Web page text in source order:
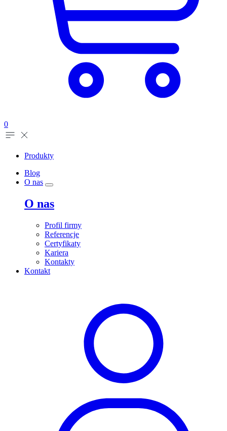
0
Produkty
Blog
O nas
O nas
Profil firmy
Referencje
Certyfikaty
Kariera
Kontakty
Kontakt